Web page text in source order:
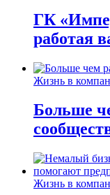
ГК
работая
Жизнь в
Больше
Жизнь в